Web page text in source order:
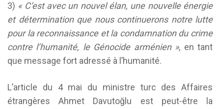
3) « C’est avec un nouvel élan, une nouvelle énergie
et détermination que nous continuerons notre lutte
pour la reconnaissance et la condamnation du crime
contre l’humanité, le Génocide arménien », en tant
que message fort adressé à l’humanité.
L’article du 4 mai du ministre turc des Affaires
étrangères Ahmet Davutoğlu est peut-être la